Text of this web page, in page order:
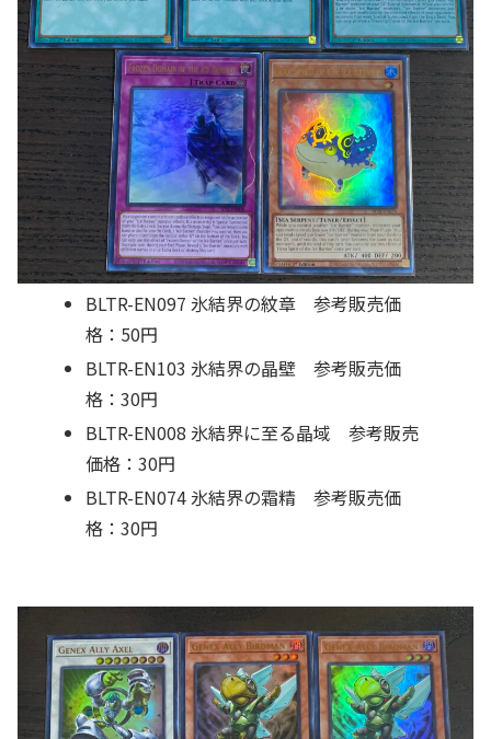
BLTR-EN097 氷結界の紋章 参考販売価
格：50円
BLTR-EN103 氷結界の晶壁 参考販売価
格：30円
BLTR-EN008 氷結界に至る晶域 参考販売
価格：30円
BLTR-EN074 氷結界の霜精 参考販売価
格：30円